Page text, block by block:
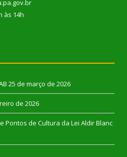
às 14h
25 de março de 2026
de 2026
Pontos de Cultura da Lei Aldir Blanc